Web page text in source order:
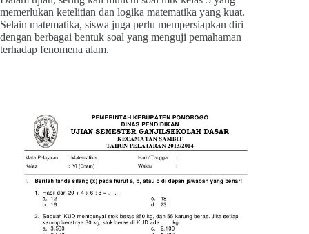
memerlukan ketelitian dan logika matematika yang kuat.
Selain matematika, siswa juga perlu mempersiapkan diri
dengan berbagai bentuk soal yang menguji pemahaman
terhadap fenomena alam.